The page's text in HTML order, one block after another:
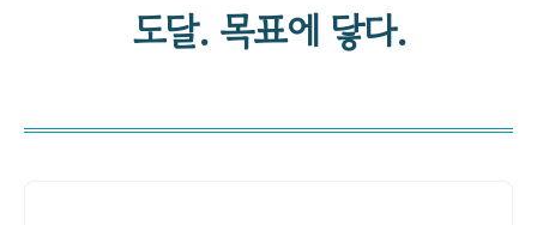
도달. 목표에 닿다.